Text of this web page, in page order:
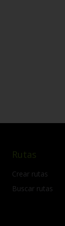
Rutas
Crear rutas
Buscar rutas